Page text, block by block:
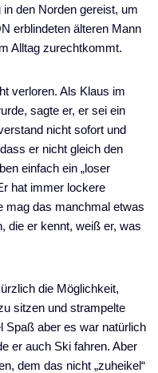
den Norden gereist, um
erblindeten älteren Mann
Alltag zurechtkommt.
verloren. Als Klaus im
sagte er, er sei ein
nicht sofort und
er nicht gleich den
einfach ein „loser
hat immer lockere
mag das manchmal etwas
die er kennt, weiß er, was
die Möglichkeit,
sitzen und strampelte
Spaß aber es war natürlich
er auch Ski fahren. Aber
dem das nicht „zuheikel“